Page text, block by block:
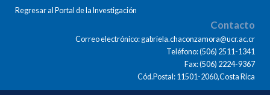
Regresar al Portal de la Investigación
Contacto
Correo electrónico: gabriela.chaconzamora@ucr.ac.cr
Teléfono: (506) 2511-1341
Fax: (506) 2224-9367
Cód.Postal: 11501-2060,Costa Rica